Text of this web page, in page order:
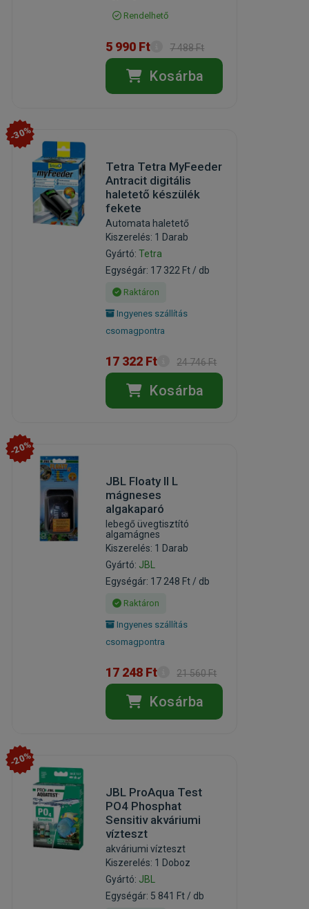
Rendelhető
5 990 Ft 7 488 Ft
Kosárba
-30%
Tetra Tetra MyFeeder
Antracit digitális
haletető készülék
fekete
Automata haletető
Kiszerelés: 1 Darab
Gyártó:Tetra
Egységár: 17 322 Ft / db
Raktáron
Ingyenes szállítás
csomagpontra
17 322 Ft 24 746 Ft
Kosárba
-20%
JBL Floaty II L
mágneses
algakaparó
lebegő üvegtisztító
algamágnes
Kiszerelés: 1 Darab
Gyártó: JBL
Egységár: 17 248 Ft / db
Raktáron
Ingyenes szállítás
csomagpontra
17 248 Ft 21 560 Ft
Kosárba
-20%
JBL ProAqua Test
PO4 Phosphat
Sensitiv akváriumi
vízteszt
akváriumi vízteszt
Kiszerelés: 1 Doboz
Gyártó: JBL
Egységár: 5 841 Ft / db